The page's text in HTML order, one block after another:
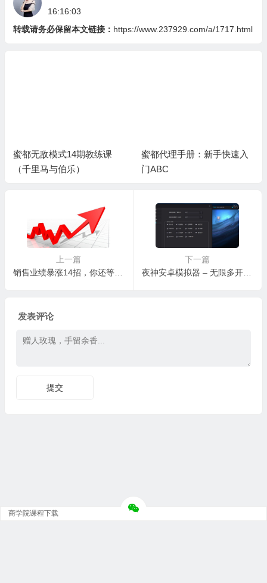
16:16:03
转载请务必保留本文链接： https://www.237929.com/a/1717.html
蜜都无敌模式14期教练课
（千里马与伯乐）
蜜都代理手册：新手快速入
门ABC
上一篇
销售业绩暴涨14招，你还等什么？
下一篇
夜神安卓模拟器 – 无限多开 | 最佳性能 | 极致兼容 | 全面超越传统安卓模拟器
发表评论
商学院课程下载